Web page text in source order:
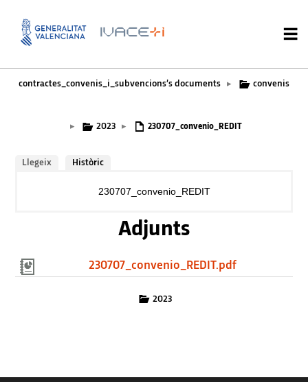
contractes_convenis_i_subvencions’s documents ▸ convenis
▸ 2023 ▸ 230707_convenio_REDIT
Llegeix Històric
230707_convenio_REDIT
Adjunts
230707_convenio_REDIT.pdf
2023